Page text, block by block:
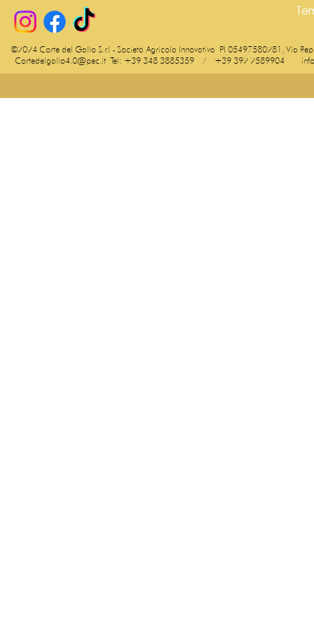
©2024 Corte del Gallo S.r.l - Società Agricola Innovativa PI 05497580281, Via
Cortedelgallo4.0@pec.it Tel: +39 348 3885359 / +39 392 2589904